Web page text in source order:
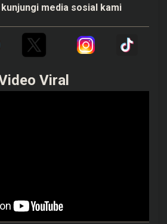
media sosial kami
Viral